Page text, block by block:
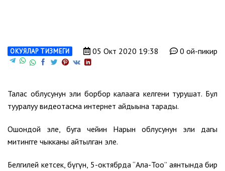
ОКУЯЛАР ТИЗМЕГИ 05 Окт 2020 19:38 0 ой-пикир
Талас облусунун эли борбор калаага келгени турушат. Бул
тууралуу видеотасма интернет айдыңына тарады.
Ошондой эле, буга чейин Нарын облусунун эли дагы
митингге чыкканы айтылган эле.
Белгилей кетсек, бүгүн, 5-октябрда “Ала-Тоо” аянтында бир